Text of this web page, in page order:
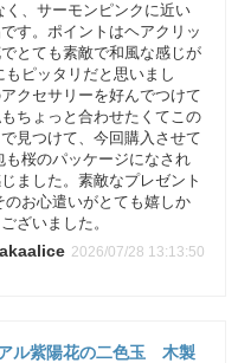
、サーモンピンクに近い
す。ポイントはヘアクリッ
とても素敵で和風な感じが
ピッタリだと思いまし
クセサリーを好んでつけて
ちょっと合わせたくてこの
見つけて、今回購入させて
桜のパッケージになされ
ました。素敵なプレゼント
のお心遣いがとても嬉しか
ざいました。
2026/07/28 13:13:50
アル紫陽花の二色玉 木製